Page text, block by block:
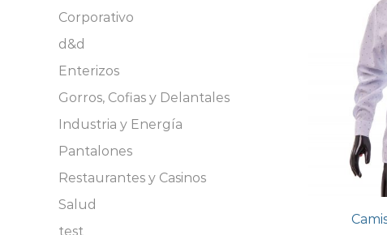
Corporativo
d&d
Enterizos
Gorros, Cofias y Delantales
Industria y Energía
Pantalones
Restaurantes y Casinos
Salud
test